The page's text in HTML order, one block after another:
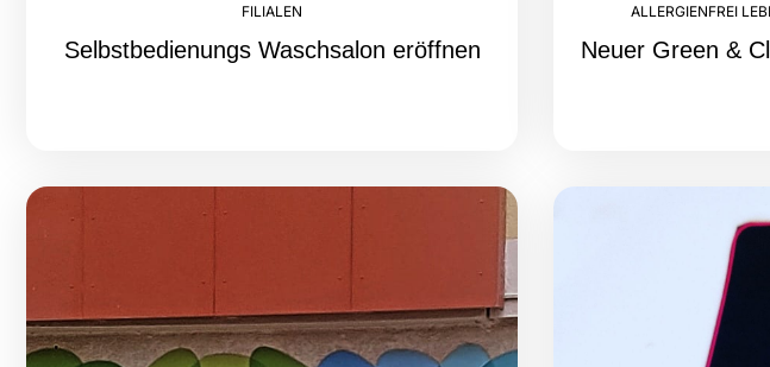
FILIALEN
Selbstbedienungs Waschsalon eröffnen
ALLERGIENFREI
Neuer Green &